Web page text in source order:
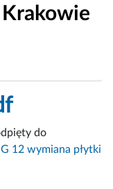
do
12 wymiana płytki